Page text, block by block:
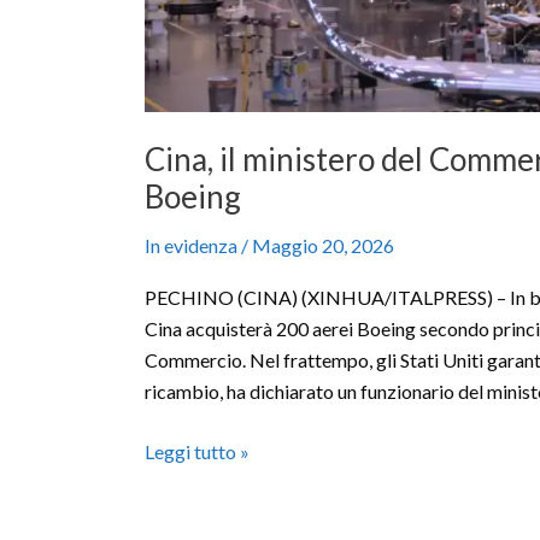
Cina, il ministero del
Boeing
In evidenza / Maggio 20, 2026
PECHINO (CINA) (XINHUA/ITALPRESS) – In
Cina acquisterà 200 aerei Boeing secondo
Commercio. Nel frattempo, gli Stati Uniti
ricambio, ha dichiarato un funzionario del
Leggi tutto »